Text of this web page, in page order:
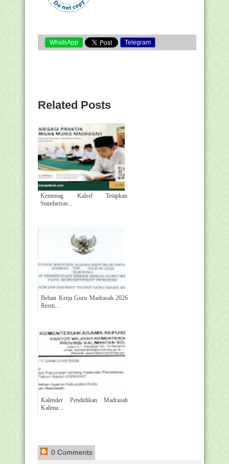
WhatsApp Telegram
Related Posts
Kemenag Kalsel Tetapkan
Standarisas...
Beban Kerja Guru Madrasah 2026
Resm...
Kalender Pendidikan Madrasah
Kalima...
0 Comments